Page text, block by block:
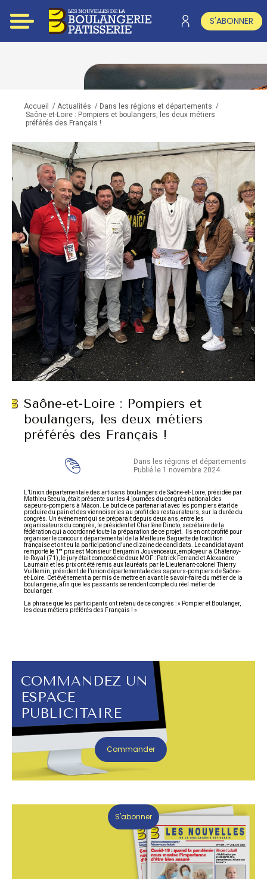
S'ABONNER
Accueil / Actualités / Dans les régions et départements /
Saône-et-Loire : Pompiers et boulangers, les deux métiers
préférés des Français !
Saône-et-Loire : Pompiers et
boulangers, les deux métiers
préférés des Français !
Dans les régions et départements
Publié le 1 novembre 2024
L’Union départementale des artisans boulangers de Saône-et-Loire, présidée par
Mathieu Secula, était présente sur les 4 journées du congrès national des
sapeurs-pompiers à Mâcon. Le but de ce partenariat avec les pompiers était de
produire du pain et des viennoiseries au profit des restaurateurs, sur la durée du
congrès. Un événement qui se préparait depuis deux ans, entre les
organisateurs du congrès, le président et Charlène Dinoto, secrétaire de la
fédération qui a coordonné toute la préparation de ce projet. Ils en ont profité pour
organiser le concours départemental de la Meilleure Baguette de tradition
française et ont eu la participation d’une dizaine de candidats. Le candidat ayant
remporté le 1 er prix est Monsieur Benjamin Jouvenceaux, employeur à Châtenoy-
le-Royal (71), le jury était composé de deux MOF : Patrick Ferrand et Alexandre
Laumain et les prix ont été remis aux lauréats par le Lieutenant-colonel Thierry
Vuillemin, président de l’union départementale des sapeurs-pompiers de Saône-
et-Loire. Cet événement a permis de mettre en avant le savoir-faire du métier de la
boulangerie, afin que les passants se rendent compte du réel métier de
boulanger.
La phrase que les participants ont retenu de ce congrès : « Pompier et Boulanger,
les deux métiers préférés des Français ! »
COMMANDEZ UN
ESPACE
PUBLICITAIRE
Commander
S'abonner